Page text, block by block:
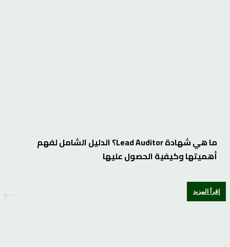
ما هي شهادة Lead Auditor؟ الدليل الشامل لفهم
أهميتها وكيفية الحصول عليها
إقرأ المزيد